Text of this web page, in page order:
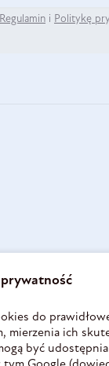
Regulamin i Politykę
do
mierzenia ich
być